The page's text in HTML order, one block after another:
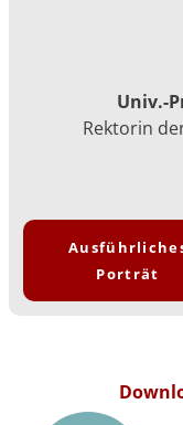
Univ.-
Rektorin
Porträt